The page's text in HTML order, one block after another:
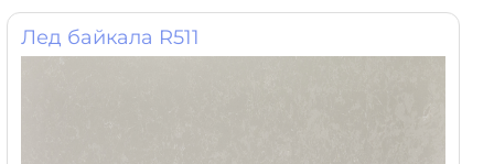
Лед байкала R511